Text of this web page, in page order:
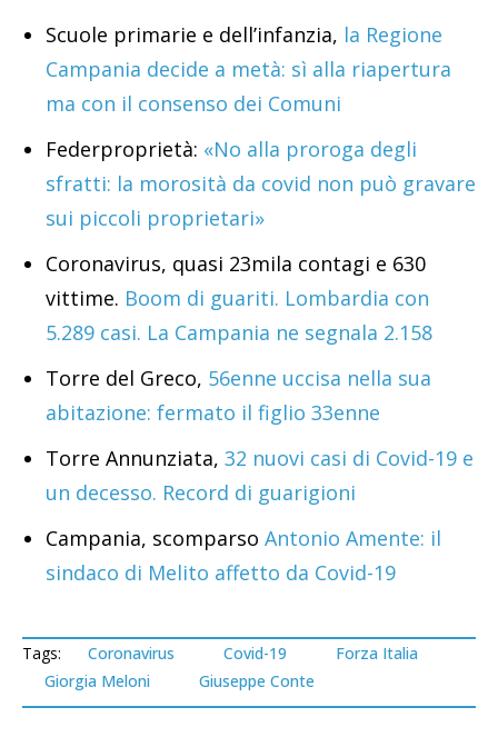
Scuole primarie e dell’infanzia, la Regione
Campania decide a metà: sì alla riapertura
ma con il consenso dei Comuni
Federproprietà: «No alla proroga degli
sfratti: la morosità da covid non può gravare
sui piccoli proprietari»
Coronavirus, quasi 23mila contagi e 630
vittime. Boom di guariti. Lombardia con
5.289 casi. La Campania ne segnala 2.158
Torre del Greco, 56enne uccisa nella sua
abitazione: fermato il figlio 33enne
Torre Annunziata, 32 nuovi casi di Covid-19 e
un decesso. Record di guarigioni
Campania, scomparso Antonio Amente: il
sindaco di Melito affetto da Covid-19
Tags: Coronavirus Covid-19
Forza Italia
Giorgia Meloni
Giuseppe Conte